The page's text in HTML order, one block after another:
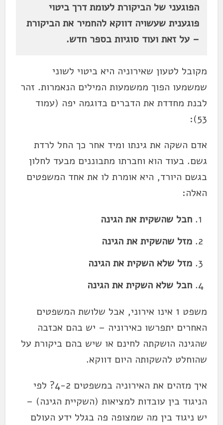
הפוגעני של הביקורת לעומת דרך ביטוי
פוגענית שעשויה דווקא להחמיר את הביקורת
– על זאת ועוד סוגיות בספר חדש.
מקובל לטעון שאירוניה היא ביטוי לשוני
שמשמעו הפוך ממשמעות המילים הנאמרות. זהר
לבנת מחדדת את הדברים בדוגמה יפה (עמוד
53):
אדם השקה את גינתו ומיד אחר כך החל לרדת
גשם. בעוד הוא וחברתו מתבוננים מבעד לחלון
בגשם היורד, היא אומרת לו את אחד המשפטים
האלה:
חבל שהשקית את הגינה
מזל שהשקית את הגינה
מזל שלא השקית את הגינה
חבל שלא השקית את הגינה
משפט 1 אינו אירוני, אבל שלושת המשפטים
האחרים יתפרשו כאירוניה – יש בהם אכזבה
שהגינה הושקתה לחינם או שיש בהם ביקורת על
שהוחלט להשקותה היום דווקא.
איך מזהים את האירוניה במשפטים 4-2? לפי
הניגוד בין עובדות למציאות (השקיית הגינה) –
יש ניגוד בין מה שמצופה פה בגלל ידע העולם